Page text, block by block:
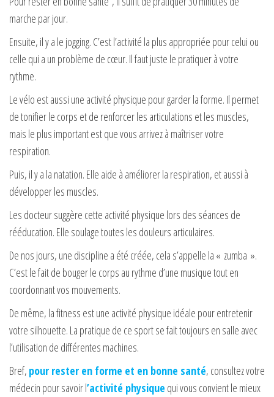
marche par jour.
Ensuite, il y a le jogging. C’est l’activité la plus appropriée pour celui ou
celle qui a un problème de cœur. Il faut juste le pratiquer à votre
rythme.
Le vélo est aussi une activité physique pour garder la forme. Il permet
de tonifier le corps et de renforcer les articulations et les muscles,
mais le plus important est que vous arrivez à maîtriser votre
respiration.
Puis, il y a la natation. Elle aide à améliorer la respiration, et aussi à
développer les muscles.
Les docteur suggère cette activité physique lors des séances de
rééducation. Elle soulage toutes les douleurs articulaires.
De nos jours, une discipline a été créée, cela s’appelle la « zumba ».
C’est le fait de bouger le corps au rythme d’une musique tout en
coordonnant vos mouvements.
De même, la fitness est une activité physique idéale pour entretenir
votre silhouette. La pratique de ce sport se fait toujours en salle avec
l’utilisation de différentes machines.
Bref, pour rester en forme et en bonne santé, consultez votre
médecin pour savoir l’activité physique qui vous convient le mieux